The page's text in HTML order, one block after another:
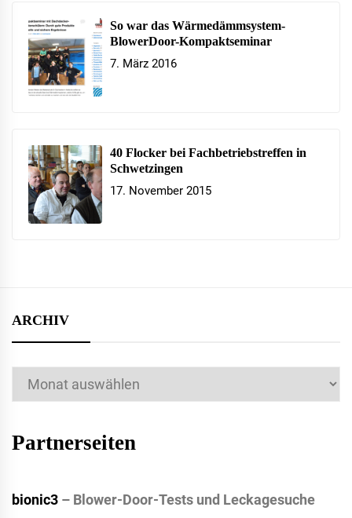
So war das Wärmedämmsystem-
BlowerDoor-Kompaktseminar
7. März 2016
40 Flocker bei Fachbetriebstreffen in
Schwetzingen
17. November 2015
ARCHIV
Archiv
Partnerseiten
bionic3 – Blower-Door-Tests und Leckagesuche